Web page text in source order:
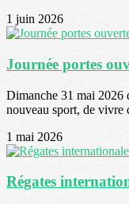
1 juin 2026
Journée portes
Dimanche 31 mai 2026
nouveau sport, de vivre
1 mai 2026
Régates